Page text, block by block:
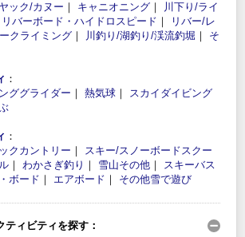
ック/カヌー ｜ キャニオニング ｜
川下り/ライ
リバーボード・ハイドロスピード ｜
リバー/レ
クライミング ｜ 川釣り/湖釣り/渓流釣堀 ｜ そ
：
ググライダー ｜ 熱気球 ｜ スカイダイビング
：
クカントリー ｜ スキー/スノーボードスクー
｜ わかさぎ釣り ｜ 雪山その他 ｜ スキーバス
ボード ｜ エアボード ｜ その他雪で遊び
ィビティを探す：